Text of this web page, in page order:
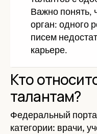
Важно понять,
орган: одного
писем
карьере.
Кто
талантам?
Федеральный
категории: врачи,